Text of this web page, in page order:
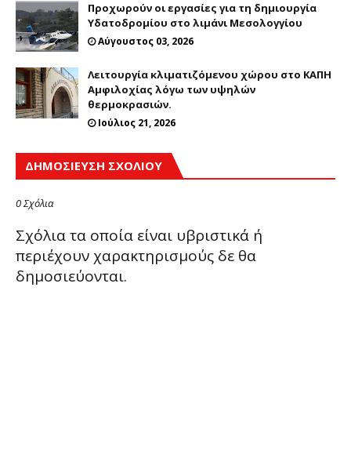
Προχωρούν οι εργασίες για τη δημιουργία
Υδατοδρομίου στο λιμάνι Μεσολογγίου
Αύγουστος 03, 2026
Λειτουργία κλιματιζόμενου χώρου στο ΚΑΠΗ
Αμφιλοχίας λόγω των υψηλών
θερμοκρασιών.
Ιούλιος 21, 2026
ΔΗΜΟΣΊΕΥΣΗ ΣΧΟΛΊΟΥ
0 Σχόλια
Σχόλια τα οποία είναι υβριστικά ή
περιέχουν χαρακτηρισμούς δε θα
δημοσιεύονται.